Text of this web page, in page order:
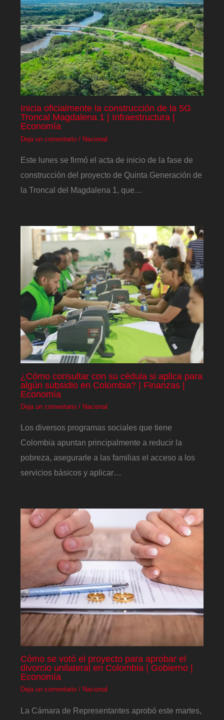
Inicia oficialmente la construcción de la 5G
Troncal Magdalena 1 | Infraestructura |
Economía
Deja un comentario / Nacional
Este lunes se firmó el acta de inicio de la fase de
construcción del proyecto de Quinta Generación de
la Troncal del Magdalena 1, que…
¿Cómo consultar con su cédula si aplica para
algún subsidio en Colombia? | Finanzas |
Economía
Deja un comentario / Nacional
Los diversos programas sociales que tiene
Colombia apuntan principalmente a reducir la
pobreza, asegurarle a las familias el acceso a los
servicios básicos y aplicar…
Cómo se votó el proyecto para aprobar el
divorcio unilateral en Colombia | Gobierno |
Economía
Deja un comentario / Nacional
La Cámara de Representantes aprobó este martes,